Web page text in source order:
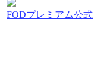
FODプレミアム公式